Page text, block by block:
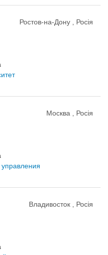
Ростов-на-Дону , Росія
Москва , Росія
управления
Владивосток , Росія